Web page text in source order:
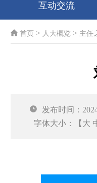
互动交流
首页 > 人大概览 > 主任
发布时间：
字体大小：【 大